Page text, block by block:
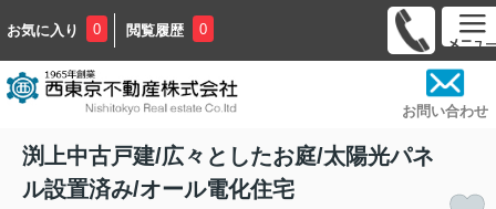
お気に入り 0 閲覧履歴 0
お問い合わせ
渕上中古戸建/広々としたお庭/太陽光パネ
ル設置済み/オール電化住宅